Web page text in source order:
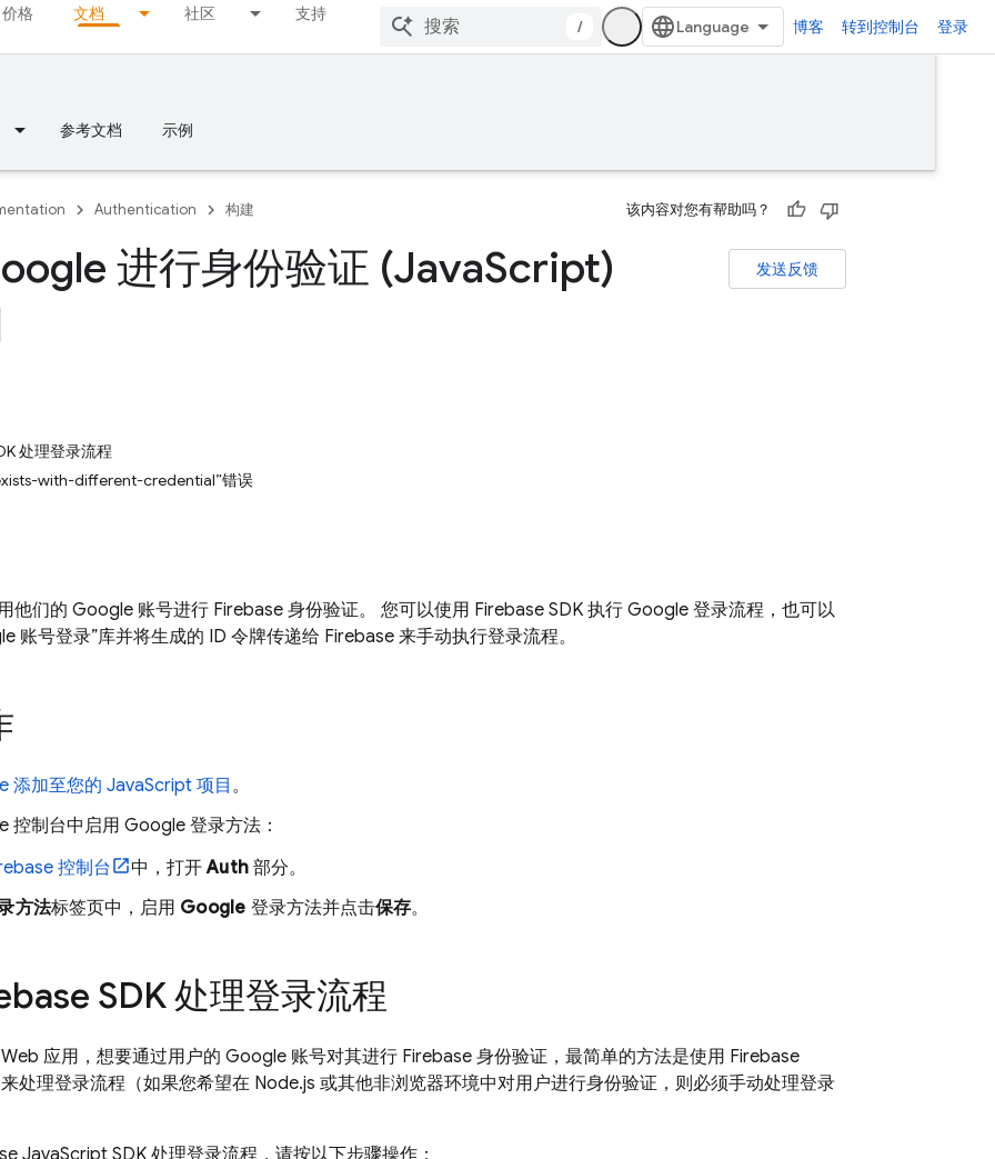
价格 文档 社区 支持
/ 博客 转到控制台 登录
参考文档 示例
Authentication 构建 该内容对您有帮助吗？
发送反馈
进行身份验证 (JavaScript)
处理登录流程
with-different-credential”错误
用他们的 Google 账号进行 Firebase 身份验证。 您可以使用 Firebase SDK 执行 Google 登录流程，也可以
账号登录”库并将生成的 ID 令牌传递给 Firebase 来手动执行登录流程。
添加至您的 JavaScript 项目 。
控制台中启用 Google 登录方法：
控制台 中，打开Auth 部分。
方法标签页中，启用 Google 登录方法并点击保存。
SDK 处理登录流程
Web 应用，想要通过用户的 Google 账号对其进行 Firebase 身份验证，最简单的方法是使用 Firebase
来处理登录流程（如果您希望在 Node.js 或其他非浏览器环境中对用户进行身份验证，则必须手动处理登录
JavaScript SDK 处理登录流程，请按以下步骤操作：